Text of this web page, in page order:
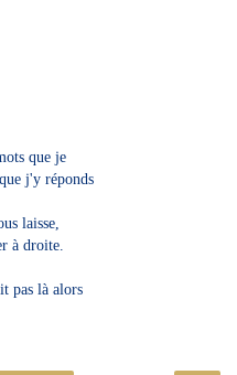
que je
j'y réponds
laisse,
à droite.
pas là alors